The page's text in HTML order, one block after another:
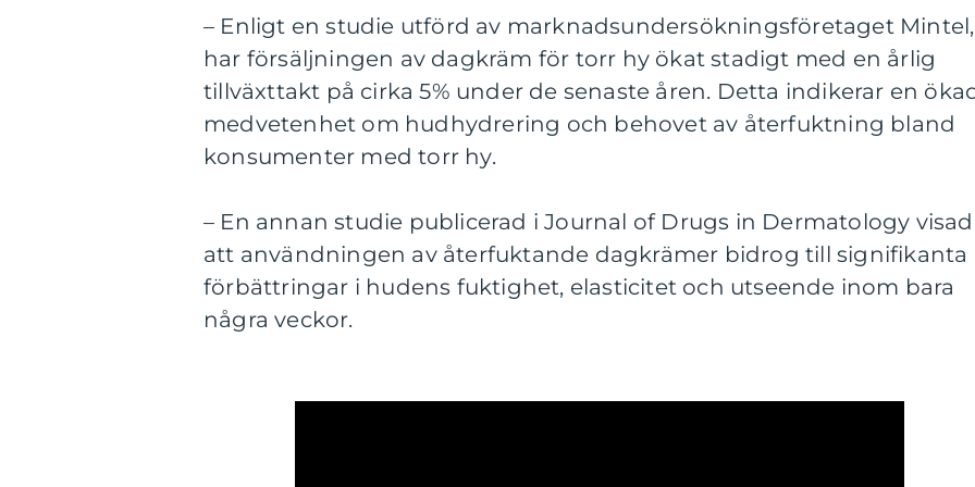
– Enligt en studie utförd av marknadsundersökningsföretaget Mintel,
har försäljningen av dagkräm för torr hy ökat stadigt med en årlig
tillväxttakt på cirka 5% under de senaste åren. Detta indikerar en
medvetenhet om hudhydrering och behovet av återfuktning bland
konsumenter med torr hy.
– En annan studie publicerad i Journal of Drugs in Dermatology
att användningen av återfuktande dagkrämer bidrog till signifikanta
förbättringar i hudens fuktighet, elasticitet och utseende inom bara
några veckor.